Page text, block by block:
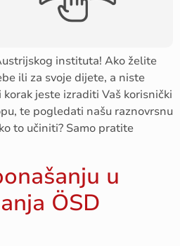
instituta! Ako želite
ili za svoje dijete, a niste
jeste izraditi Vaš korisnički
te pogledati našu raznovrsnu
to učiniti? Samo pratite
u
ÖSD